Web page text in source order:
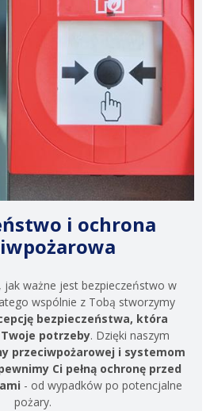
i ochrona
jak ważne jest bezpieczeństwo w
wspólnie z Tobą stworzymy
bezpieczeństwa, która
potrzeby. Dzięki naszym
przeciwpożarowej i systemom
Ci pełną ochronę przed
- od wypadków po potencjalne
pożary.